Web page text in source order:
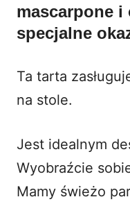
mascarpone i
specjalne
Ta tarta
na stole.
Jest idealnym
Wyobraźcie
Mamy świeżo